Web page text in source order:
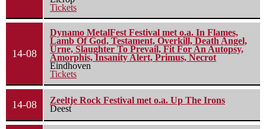
Tickets
14-08
Dynamo MetalFest Festival met o.a. In Flames,
Lamb Of God, Testament, Overkill, Death Angel,
Urne, Slaughter To Prevail, Fit For An Autopsy,
Amorphis, Insanity Alert, Primus, Necrot
Eindhoven
Tickets
14-08
Zeeltje Rock Festival met o.a. Up The Irons
Deest